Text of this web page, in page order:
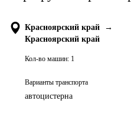
Красноярский край
→
Красноярский край
Кол-во машин: 1
Варианты транспорта
автоцистерна